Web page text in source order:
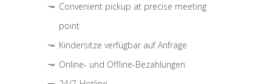
Convenient pickup at precise meeting
point
Kindersitze verfügbar auf Anfrage
Online- und Offline-Bezahlungen